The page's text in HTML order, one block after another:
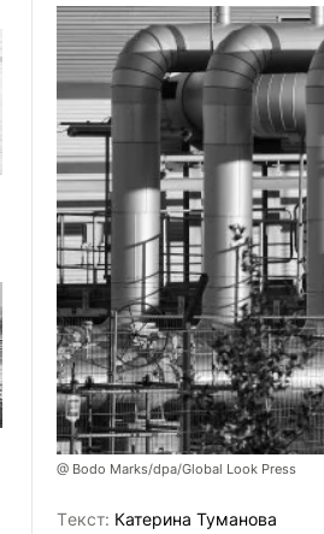
@ Bodo Marks/dpa/Global Look Press
Tекст: Катерина Туманова